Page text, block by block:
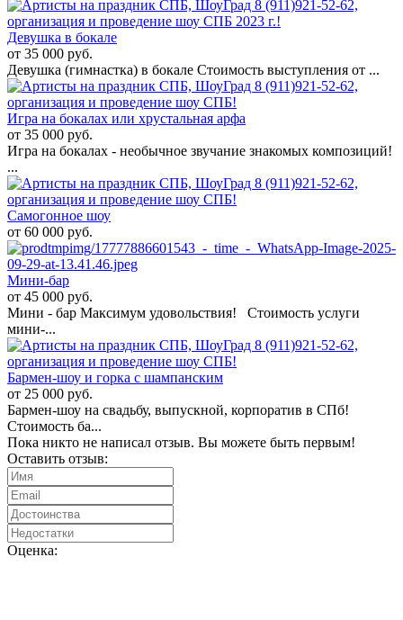
Девушка в бокале
от 35 000 руб.
Девушка (гимнастка) в бокале Стоимость выступления от ...
Игра на бокалах или хрустальная арфа
от 35 000 руб.
Игра на бокалах - необычное звучание знакомых композиций!
...
Самогонное шоу
от 60 000 руб.
Мини-бар
от 45 000 руб.
Мини - бар Максимум удовольствия! Стоимость услуги
мини-...
Бармен-шоу и горка с шампанским
от 25 000 руб.
Бармен-шоу на свадьбу, выпускной, корпоратив в СПб!
Стоимость ба...
Пока никто не написал отзыв. Вы можете быть первым!
Оставить отзыв:
Оценка: